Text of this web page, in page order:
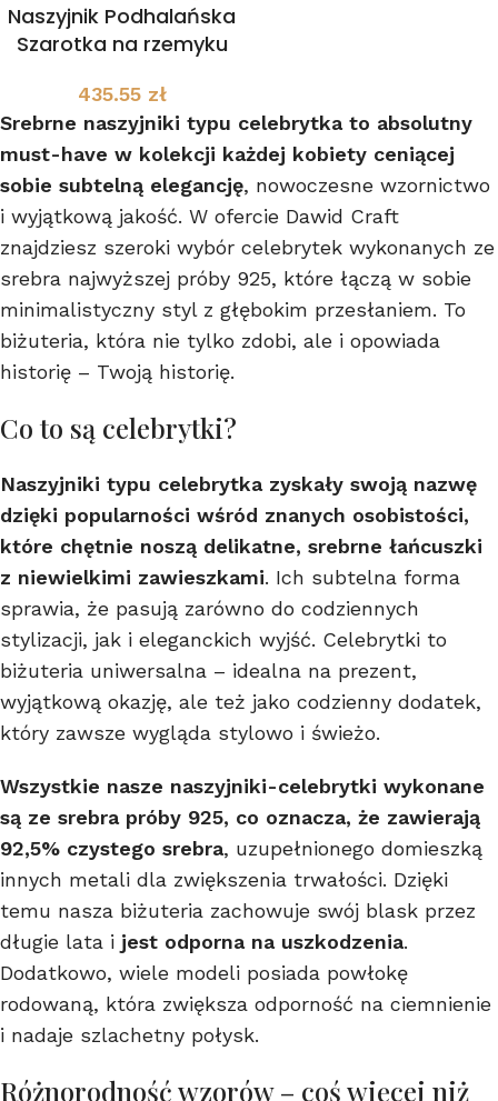
Naszyjnik Podhalańska
Szarotka na rzemyku
435.55 zł
Srebrne naszyjniki typu celebrytka to absolutny
must-have w kolekcji każdej kobiety ceniącej
sobie subtelną elegancję, nowoczesne wzornictwo
i wyjątkową jakość. W ofercie Dawid Craft
znajdziesz szeroki wybór celebrytek wykonanych ze
srebra najwyższej próby 925, które łączą w sobie
minimalistyczny styl z głębokim przesłaniem. To
biżuteria, która nie tylko zdobi, ale i opowiada
historię – Twoją historię.
Co to są celebrytki?
Naszyjniki typu celebrytka zyskały swoją nazwę
dzięki popularności wśród znanych osobistości,
które chętnie noszą delikatne, srebrne łańcuszki
z niewielkimi zawieszkami. Ich subtelna forma
sprawia, że pasują zarówno do codziennych
stylizacji, jak i eleganckich wyjść. Celebrytki to
biżuteria uniwersalna – idealna na prezent,
wyjątkową okazję, ale też jako codzienny dodatek,
który zawsze wygląda stylowo i świeżo.
Wszystkie nasze naszyjniki-celebrytki wykonane
są ze srebra próby 925, co oznacza, że zawierają
92,5% czystego srebra, uzupełnionego domieszką
innych metali dla zwiększenia trwałości. Dzięki
temu nasza biżuteria zachowuje swój blask przez
długie lata i jest odporna na uszkodzenia.
Dodatkowo, wiele modeli posiada powłokę
rodowaną, która zwiększa odporność na ciemnienie
i nadaje szlachetny połysk.
Różnorodność wzorów – coś więcej niż